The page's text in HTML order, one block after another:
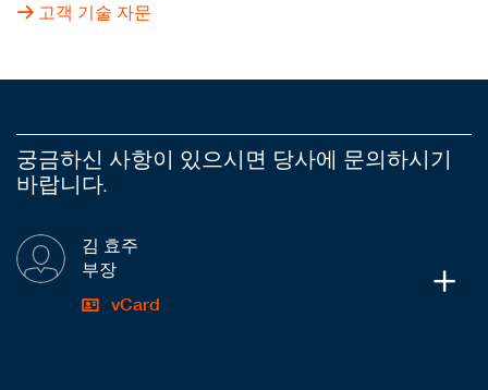
고객 기술 자문
궁금하신 사항이 있으시면 당사에 문의하시기
바랍니다.
김 효주
부장
vCard